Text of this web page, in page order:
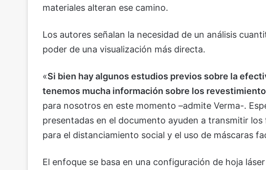
materiales alteran ese camino.
Los autores señalan la necesidad de un análisis
poder de una visualización más directa.
«Si bien hay algunos estudios previos sobre la
tenemos mucha información sobre los
para nosotros en este momento –admite Verma-.
presentadas en el documento ayuden a transmitir
para el distanciamiento social y el uso de máscaras
El enfoque se basa en una configuración de hoja